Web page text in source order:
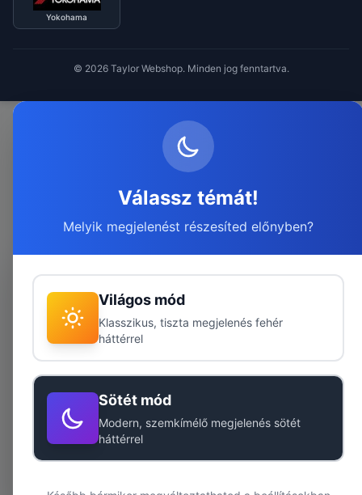
Yokohama
© 2026 Taylor Webshop. Minden jog fenntartva.
Weboldalunk sütiket használ a legjobb felhasználói
élmény biztosítása érdekében. A sütik segítenek
személyre szabni a tartalmat, közösségi média
funkciókat biztosítani és forgalomelemzést végezni.
Adatvédelmi tájékoztató
Elfogadom mind
Válassz témát!
Melyik megjelenést részesíted előnyben?
Világos mód
Klasszikus, tiszta megjelenés fehér
háttérrel
Sötét mód
Modern, szemkímélő megjelenés sötét
háttérrel